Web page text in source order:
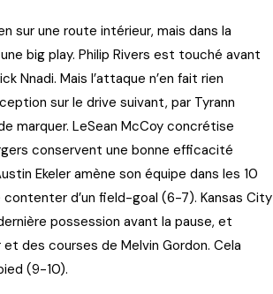
sur une route intérieur, mais dans la
big play. Philip Rivers est touché avant
Nnadi. Mais l’attaque n’en fait rien
sur le drive suivant, par Tyrann
marquer. LeSean McCoy concrétise
conservent une bonne efficacité
Ekeler amène son équipe dans les 10
d’un field-goal (6-7). Kansas City
possession avant la pause, et
des courses de Melvin Gordon. Cela
(9-10).